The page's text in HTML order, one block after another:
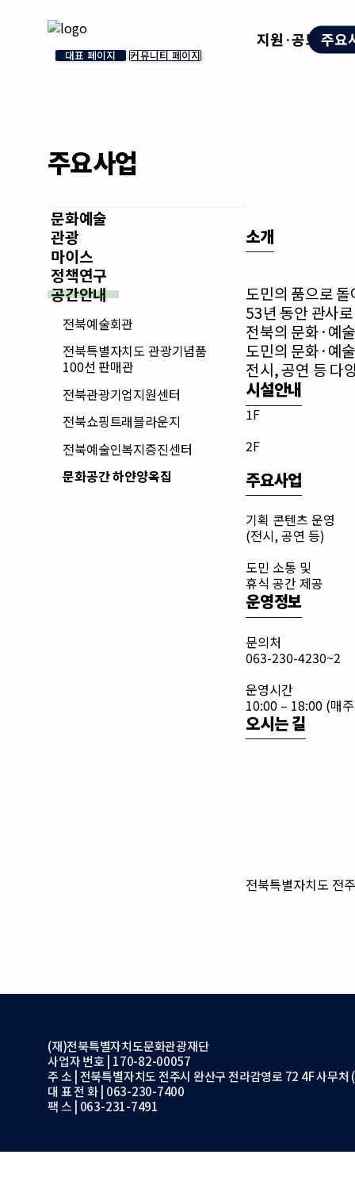
대표 페이지 커뮤니티 페이지
지원·공모 주요
주요사업
문화예술
관광
마이스
정책연구
공간안내
전북예술회관
전북특별자치도 관광기념품
100선 판매관
전북관광기업지원센터
전북쇼핑트래블라운지
전북예술인복지증진센터
문화공간 하얀양옥집
소개
도민의 품으로
53년 동안 관사
전북의 문화·예
도민의 문화·예
전시, 공연 등 다
시설안내
1F
2F
주요사업
기획 콘텐츠 운영
(전시, 공연 등)
도민 소통 및
휴식 공간 제공
운영정보
문의처
063-230-4230~2
운영시간
10:00 – 18:00 (매
오시는 길
전북특별자치도 전
(재)전북특별자치도문화관광재단
사업자 번호 | 170-82-00057
주 소 | 전북특별자치도 전주시 완산구 전라감영로 72 4F 사무
대 표 전 화 | 063-230-7400
팩 스 | 063-231-7491